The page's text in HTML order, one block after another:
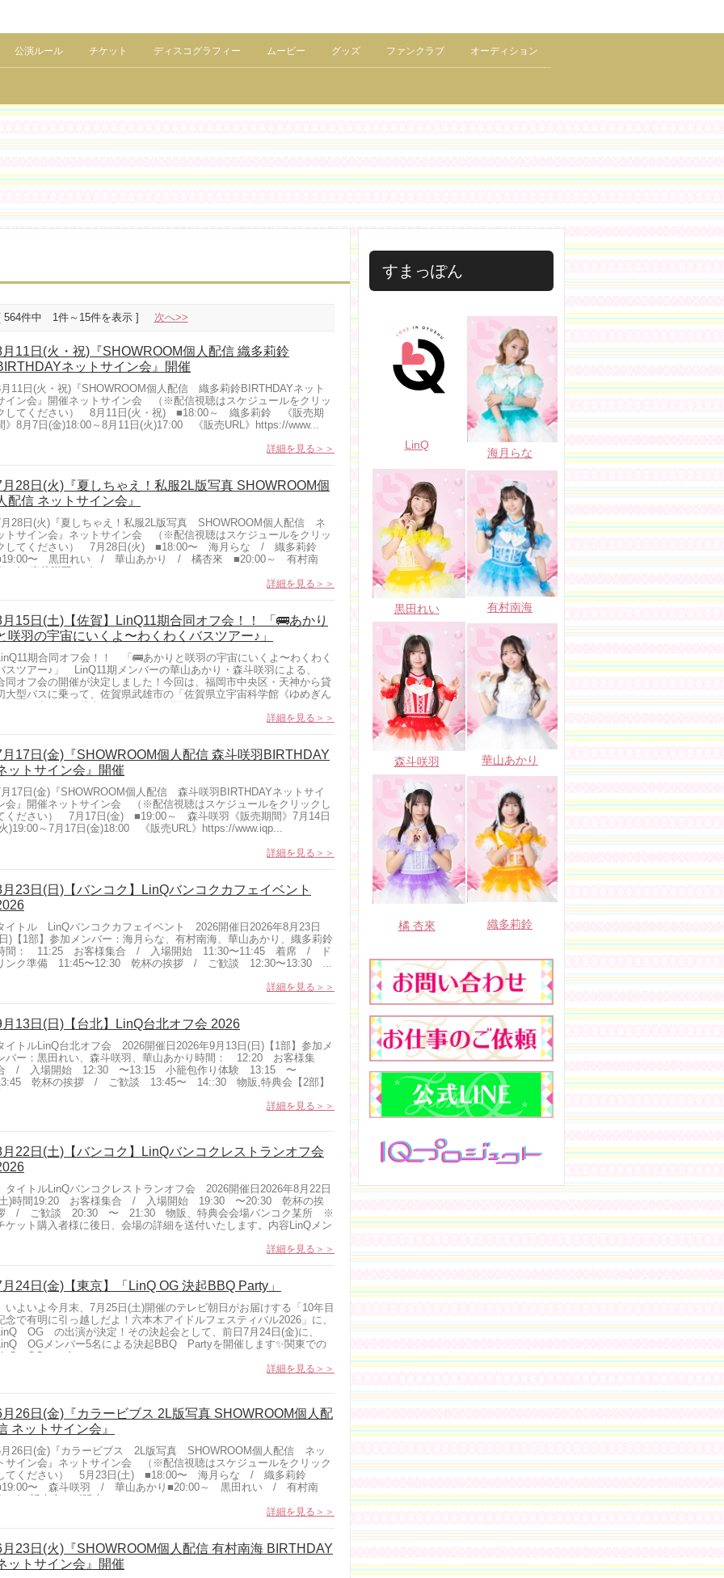
公演ルール チケット ディスコグラフィー ムービー グッズ ファンクラブ オーディション
564件中 1件～15件を表示 ] 次へ>>
月11日(火・祝)『SHOWROOM個人配信 織多莉鈴
ネットサイン会』開催
11日(火・祝)『SHOWROOM個人配信 織多莉鈴BIRTHDAYネット
イン会』開催ネットサイン会 （※配信視聴はスケジュールをクリッ
してください） 8月11日(火・祝) ■18:00～ 織多莉鈴 《販売期
》8月7日(金)18:00～8月11日(火)17:00 《販売URL》https://www...
詳細を見る＞＞
月28日(火)『夏しちゃえ！私服2L版写真 SHOWROOM個
配信 ネットサイン会』
28日(火)『夏しちゃえ！私服2L版写真 SHOWROOM個人配信 ネ
トサイン会』ネットサイン会 （※配信視聴はスケジュールをクリッ
してください） 7月28日(火) ■18:00〜 海月らな / 織多莉鈴
〜 黒田れい / 華山あかり / 橘杏來 ■20:00～ 有村南
/ 森斗咲羽 《...
詳細を見る＞＞
月15日(土)【佐賀】LinQ11期合同オフ会！！ 「🚌あかり
咲羽の宇宙にいくよ〜わくわくバスツアー♪」
期合同オフ会！！ 「🚌あかりと咲羽の宇宙にいくよ〜わくわく
スツアー♪」 LinQ11期メンバーの華山あかり・森斗咲羽による、
同オフ会の開催が決定しました！今回は、福岡市中央区・天神から貸
大型バスに乗って、佐賀県武雄市の「佐賀県立宇宙科学館《ゆめぎん
詳細を見る＞＞
月17日(金)『SHOWROOM個人配信 森斗咲羽BIRTHDAY
ットサイン会』開催
17日(金)『SHOWROOM個人配信 森斗咲羽BIRTHDAYネットサイ
会』開催ネットサイン会 （※配信視聴はスケジュールをクリックし
ください） 7月17日(金) ■19:00～ 森斗咲羽《販売期間》7月14日
)19:00～7月17日(金)18:00 《販売URL》https://www.iqp...
詳細を見る＞＞
月23日(日)【バンコク】LinQバンコクカフェイベント
イトル LinQバンコクカフェイベント 2026開催日2026年8月23日
)【1部】参加メンバー：海月らな、有村南海、華山あかり、織多莉鈴
間： 11:25 お客様集合 / 入場開始 11:30〜11:45 着席 / ド
ンク準備 11:45〜12:30 乾杯の挨拶 / ご歓談 12:30〜13:30 ...
詳細を見る＞＞
月13日(日)【台北】LinQ台北オフ会 2026
イトルLinQ台北オフ会 2026開催日2026年9月13日(日)【1部】参加メ
バー：黒田れい、森斗咲羽、華山あかり時間： 12:20 お客様集
/ 入場開始 12:30 〜13:15 小籠包作り体験 13:15 〜
乾杯の挨拶 / ご歓談 13:45〜 14::30 物販,特典会【2部】
詳細を見る＞＞
月22日(土)【バンコク】LinQバンコクレストランオフ会
イトルLinQバンコクレストランオフ会 2026開催日2026年8月22日
)時間19:20 お客様集合 / 入場開始 19:30 〜20:30 乾杯の挨
/ ご歓談 20:30 〜 21:30 物販、特典会会場バンコク某所 ※
ケット購入者様に後日、会場の詳細を送付いたします。内容LinQメン
詳細を見る＞＞
月24日(金)【東京】「LinQ OG 決起BBQ Party」
よいよ今月末、7月25日(土)開催のテレビ朝日がお届けする「10年目
念で有明に引っ越しだよ！六本木アイドルフェスティバル2026」に、
OG の出演が決定！その決起会として、前日7月24日(金)に、
OGメンバー5名による決起BBQ Partyを開催します✨関東での
OGオフ会は...
詳細を見る＞＞
月26日(金)『カラービブス 2L版写真 SHOWROOM個人配
ネットサイン会』
26日(金)『カラービブス 2L版写真 SHOWROOM個人配信 ネッ
サイン会』ネットサイン会 （※配信視聴はスケジュールをクリック
てください） 5月23日(土) ■18:00〜 海月らな / 織多莉鈴
〜 森斗咲羽 / 華山あかり■20:00～ 黒田れい / 有村南
/ 橘杏來 《販売...
詳細を見る＞＞
月23日(火)『SHOWROOM個人配信 有村南海 BIRTHDAY
ットサイン会』開催
すまっぽん
LinQ
海月らな
黒田れい 有村南海
森斗咲羽 華山あかり
橘 杏來 織多莉鈴